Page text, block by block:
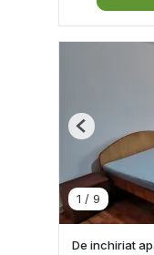
1 / 9
Previous
De inchiriat